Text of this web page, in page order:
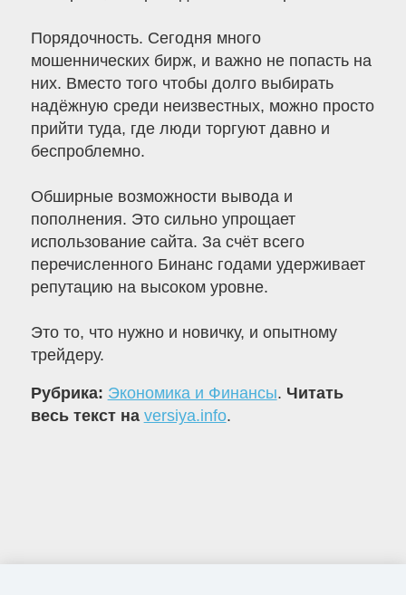
Порядочность. Сегодня много
мошеннических бирж, и важно не попасть на
них. Вместо того чтобы долго выбирать
надёжную среди неизвестных, можно просто
прийти туда, где люди торгуют давно и
беспроблемно.
Обширные возможности вывода и
пополнения. Это сильно упрощает
использование сайта. За счёт всего
перечисленного Бинанс годами удерживает
репутацию на высоком уровне.
Это то, что нужно и новичку, и опытному
трейдеру.
Рубрика: Экономика и Финансы. Читать
весь текст на versiya.info.